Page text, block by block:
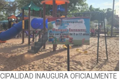
INAUGURA OFICIALMENTE